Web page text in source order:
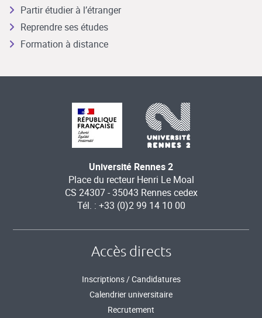
Partir étudier à l’étranger
Reprendre ses études
Formation à distance
Université Rennes 2
Place du recteur Henri Le Moal
CS 24307 - 35043 Rennes cedex
Tél. : +33 (0)2 99 14 10 00
Accès directs
Inscriptions / Candidatures
Calendrier universitaire
Recrutement